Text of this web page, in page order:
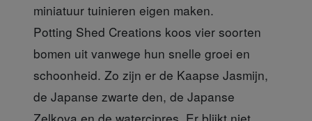
miniatuur tuinieren eigen maken.
Potting Shed Creations koos vier soorten
bomen uit vanwege hun snelle groei en
schoonheid. Zo zijn er de Kaapse Jasmijn,
de Japanse zwarte den, de Japanse